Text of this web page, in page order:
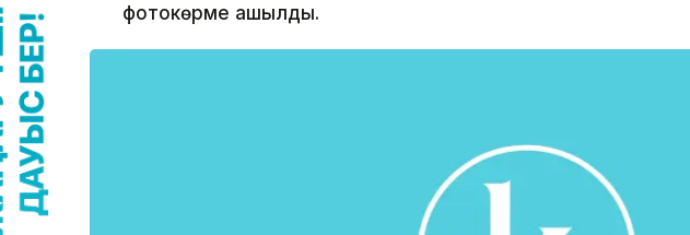
фотокөрме ашылды.